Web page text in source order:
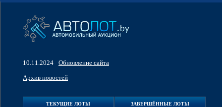
10.11.2024
Обновление сайта
Архив новостей
ТЕКУЩИЕ ЛОТЫ ЗАВЕРШЁННЫЕ ЛОТЫ